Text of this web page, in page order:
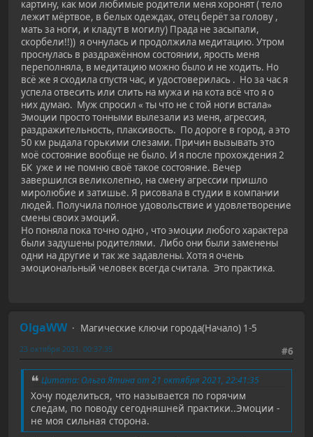
картину, как мои любимые родители меня хоронят ( тело
лежит мёртвое, в белых одеждах, отец берёт за голову ,
мать за ноги, и кладут в могилу) Прада не засыпали,
скорбели!!)) я очнулась и продолжила медитацию. Утром
проснулась в раздражённом состоянии, ярость меня
переполняла, в медитацию можно было и не ходить. Но
всё же я сходила спустя час, и удостоверилась . Но за час я
успела отвесить или слить на мужа и на кота всё что я о
них думаю. Муж спросил « ты что не с той ноги встала»
Эмоции просто тонными вылезали из меня, агрессия,
раздражительность, плаксивость. По дороге в город, а это
50 км рыдала горькими слезами. Причин вызывать это
моё состояние вообще не было. И я после прохождения 2
БК уже и не помню своё такое состояние. Вечер
завершился великолепно, на смену агрессии пришло
миролюбие и затишье. Я рисовала в студии в компании
людей. Получила полное удовольствие и удовлетворение
смены своих эмоций.
Но поняла пока точно одно , что эмоции любого характера
были задушены родителями. Либо они были заменены
одни на другие и так же задавлены. Хотя я очень
эмоциональный человек всегда считала. Это практика.
OlgaWW
Магические ключи города(Начало) 1-5
#6
23 октября 2021, 00:37:35
Цитата: Ольга Ятина от 21 октября 2021, 22:41:35
Хочу поделиться, что называется по горячим
следам, по поводу сегодняшней практики..Эмоции -
не моя сильная сторона.